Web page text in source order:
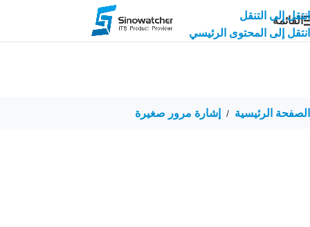
انتقل إلى التنقل
انتقل إلى المحتوى الرئيسي
القائمة
الصفحة الرئيسية / إشارة مرور صغيرة